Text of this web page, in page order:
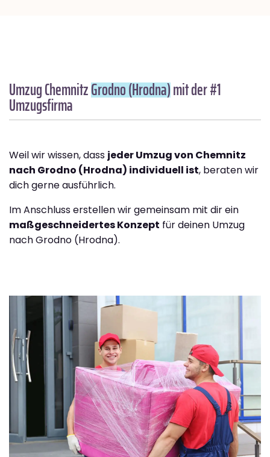
Umzug ChemnitzGrodno (Hrodna)mit der #1
Umzugsfirma
Weil wir wissen, dass jeder Umzug von Chemnitz
nach Grodno (Hrodna) individuell ist, beraten wir
dich gerne ausführlich.
Im Anschluss erstellen wir gemeinsam mit dir ein
maßgeschneidertes Konzept für deinen Umzug
nach Grodno (Hrodna).